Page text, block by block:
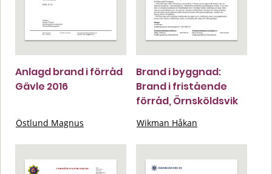
Anlagd brand i förråd
Gävle 2016
Östlund Magnus
Brand i byggnad:
Brand i fristående
förråd, Örnsköldsvik
Wikman Håkan